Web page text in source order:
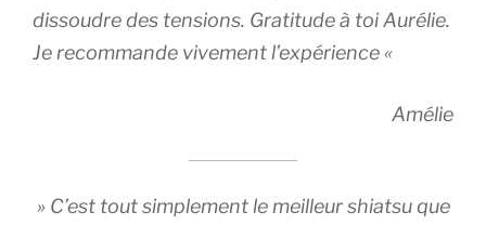
dissoudre des tensions. Gratitude à toi Aurélie.
Je recommande vivement l’expérience «
Amélie
» C’est tout simplement le meilleur shiatsu que